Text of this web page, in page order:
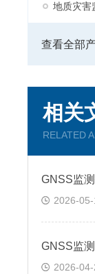
地质灾害
查看全部
相关
RELATED
2026-05-
2026-04-